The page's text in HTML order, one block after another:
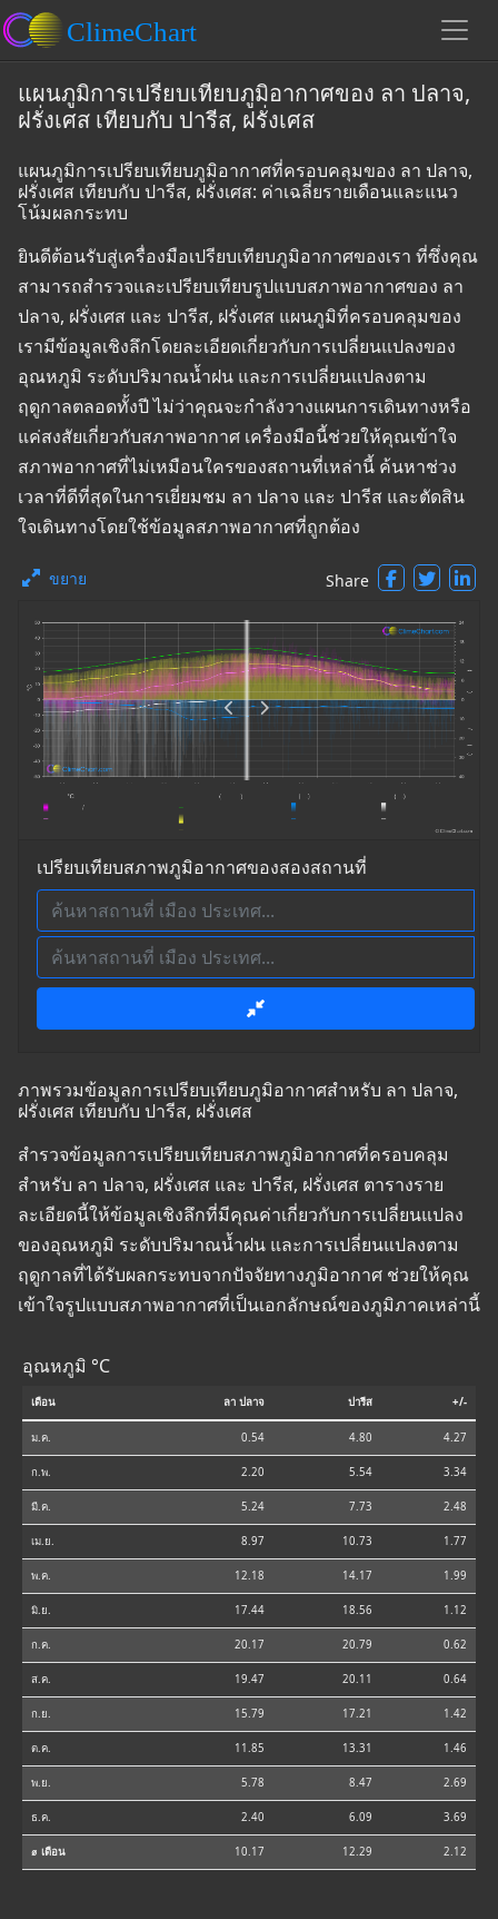
แผนภูมิการเปรียบเทียบภูมิอากาศของ ลา ปลาจ,
ฝรั่งเศส เทียบกับ ปารีส, ฝรั่งเศส
แผนภูมิการเปรียบเทียบภูมิอากาศที่ครอบคลุมของ ลา ปลาจ,
ฝรั่งเศส เทียบกับ ปารีส, ฝรั่งเศส: ค่าเฉลี่ยรายเดือนและแนว
โน้มผลกระทบ
ยินดีต้อนรับสู่เครื่องมือเปรียบเทียบภูมิอากาศของเรา ที่ซึ่งคุณ
สามารถสำรวจและเปรียบเทียบรูปแบบสภาพอากาศของ ลา
ปลาจ, ฝรั่งเศส และ ปารีส, ฝรั่งเศส แผนภูมิที่ครอบคลุมของ
เรามีข้อมูลเชิงลึกโดยละเอียดเกี่ยวกับการเปลี่ยนแปลงของ
อุณหภูมิ ระดับปริมาณน้ำฝน และการเปลี่ยนแปลงตาม
ฤดูกาลตลอดทั้งปี ไม่ว่าคุณจะกำลังวางแผนการเดินทางหรือ
แค่สงสัยเกี่ยวกับสภาพอากาศ เครื่องมือนี้ช่วยให้คุณเข้าใจ
สภาพอากาศที่ไม่เหมือนใครของสถานที่เหล่านี้ ค้นหาช่วง
เวลาที่ดีที่สุดในการเยี่ยมชม ลา ปลาจ และ ปารีส และตัดสิน
ใจเดินทางโดยใช้ข้อมูลสภาพอากาศที่ถูกต้อง
ขยาย Share
เปรียบเทียบสภาพภูมิอากาศของสองสถานที่
ภาพรวมข้อมูลการเปรียบเทียบภูมิอากาศสำหรับ ลา ปลาจ,
ฝรั่งเศส เทียบกับ ปารีส, ฝรั่งเศส
สำรวจข้อมูลการเปรียบเทียบสภาพภูมิอากาศที่ครอบคลุม
สำหรับ ลา ปลาจ, ฝรั่งเศส และ ปารีส, ฝรั่งเศส ตารางราย
ละเอียดนี้ให้ข้อมูลเชิงลึกที่มีคุณค่าเกี่ยวกับการเปลี่ยนแปลง
ของอุณหภูมิ ระดับปริมาณน้ำฝน และการเปลี่ยนแปลงตาม
ฤดูกาลที่ได้รับผลกระทบจากปัจจัยทางภูมิอากาศ ช่วยให้คุณ
เข้าใจรูปแบบสภาพอากาศที่เป็นเอกลักษณ์ของภูมิภาคเหล่านี้
อุณหภูมิ °C
เดือน ลา ปลาจ ปารีส +/-
ม.ค. 0.54 4.80 4.27
ก.พ. 2.20 5.54 3.34
มี.ค. 5.24 7.73 2.48
เม.ย. 8.97 10.73 1.77
พ.ค. 12.18 14.17 1.99
มิ.ย. 17.44 18.56 1.12
ก.ค. 20.17 20.79 0.62
ส.ค. 19.47 20.11 0.64
ก.ย. 15.79 17.21 1.42
ต.ค. 11.85 13.31 1.46
พ.ย. 5.78 8.47 2.69
ธ.ค. 2.40 6.09 3.69
⌀ เดือน 10.17 12.29 2.12